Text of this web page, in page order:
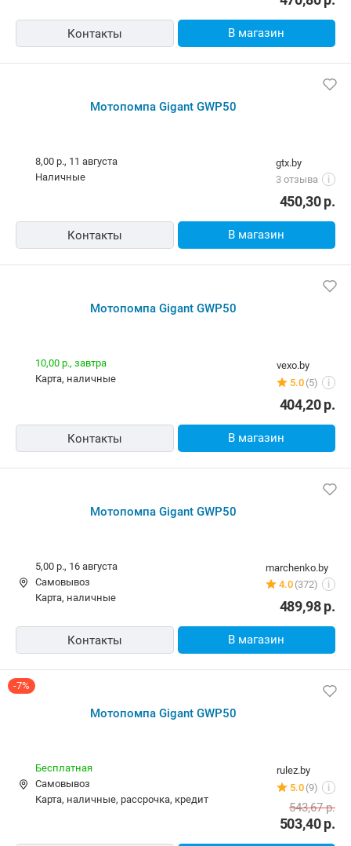
Контакты В магазин
Мотопомпа Gigant GWP50
gtx.by
3 отзыва
i
8,00 р., 11 августа
наличные
450,30р.
Контакты В магазин
Мотопомпа Gigant GWP50
vexo.by
5.0 (5) i
10,00 р., завтра
карта, наличные
404,20р.
Контакты В магазин
Мотопомпа Gigant GWP50
marchenko.by
4.0 (372) i
5,00 р., 16 августа
Самовывоз
карта, наличные
489,98р.
Контакты В магазин
-7%
Мотопомпа Gigant GWP50
rulez.by
5.0 (9) i
Бесплатная
Самовывоз
карта, наличные, рассрочка, кредит
503,40р.
543,67р.